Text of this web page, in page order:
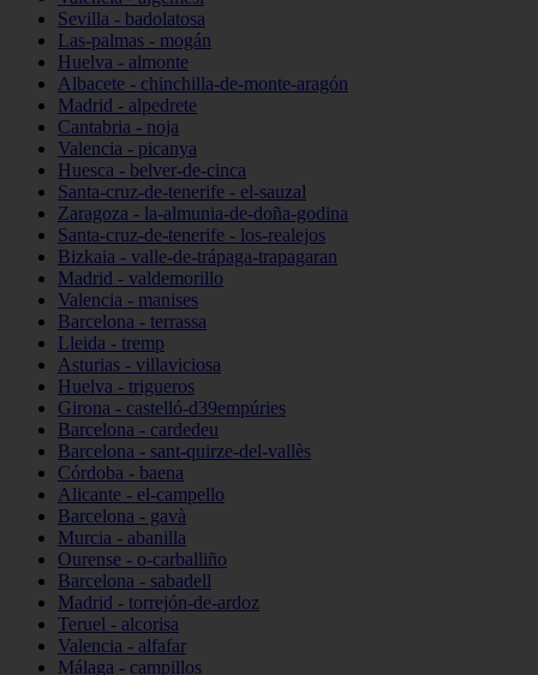
Sevilla - badolatosa
Las-palmas - mogán
Huelva - almonte
Albacete - chinchilla-de-monte-aragón
Madrid - alpedrete
Cantabria - noja
Valencia - picanya
Huesca - belver-de-cinca
Santa-cruz-de-tenerife - el-sauzal
Zaragoza - la-almunia-de-doña-godina
Santa-cruz-de-tenerife - los-realejos
Bizkaia - valle-de-trápaga-trapagaran
Madrid - valdemorillo
Valencia - manises
Barcelona - terrassa
Lleida - tremp
Asturias - villaviciosa
Huelva - trigueros
Girona - castelló-d39empúries
Barcelona - cardedeu
Barcelona - sant-quirze-del-vallès
Córdoba - baena
Alicante - el-campello
Barcelona - gavà
Murcia - abanilla
Ourense - o-carballiño
Barcelona - sabadell
Madrid - torrejón-de-ardoz
Teruel - alcorisa
Valencia - alfafar
Málaga - campillos